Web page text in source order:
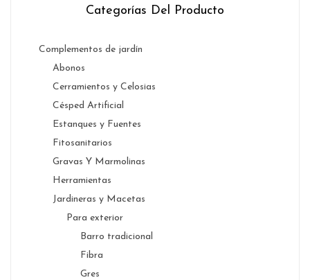
Categorías Del Producto
Complementos de jardín
Abonos
Cerramientos y Celosias
Césped Artificial
Estanques y Fuentes
Fitosanitarios
Gravas Y Marmolinas
Herramientas
Jardineras y Macetas
Para exterior
Barro tradicional
Fibra
Gres